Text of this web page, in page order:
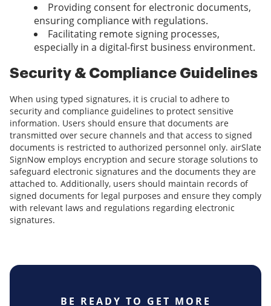
Providing consent for electronic documents,
ensuring compliance with regulations.
Facilitating remote signing processes,
especially in a digital-first business environment.
Security & Compliance Guidelines
When using typed signatures, it is crucial to adhere to
security and compliance guidelines to protect sensitive
information. Users should ensure that documents are
transmitted over secure channels and that access to signed
documents is restricted to authorized personnel only. airSlate
SignNow employs encryption and secure storage solutions to
safeguard electronic signatures and the documents they are
attached to. Additionally, users should maintain records of
signed documents for legal purposes and ensure they comply
with relevant laws and regulations regarding electronic
signatures.
BE READY TO GET MORE